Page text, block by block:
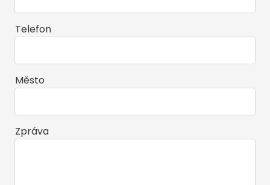
Telefon
Město
Zpráva